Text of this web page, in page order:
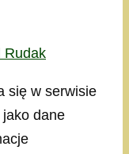
Rudak
się w serwisie
dane